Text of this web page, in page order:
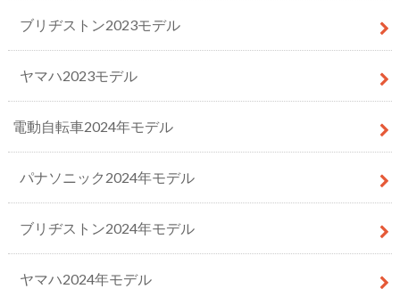
ブリヂストン2023モデル
ヤマハ2023モデル
電動自転車2024年モデル
パナソニック2024年モデル
ブリヂストン2024年モデル
ヤマハ2024年モデル